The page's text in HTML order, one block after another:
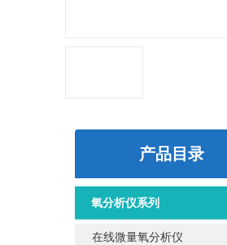
产品目录
氧分析仪系列
在线微量氧分析仪